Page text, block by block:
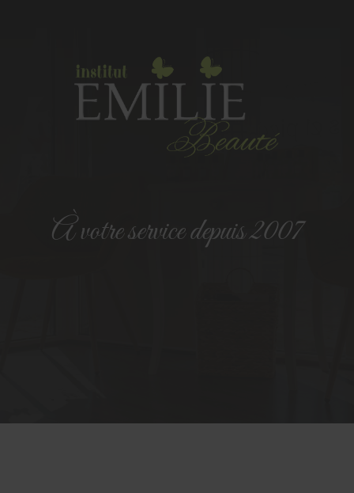
À votre service depuis 2007